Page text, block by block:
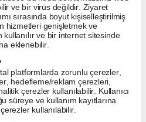
ve bir virüs değildir. Ziyaret
sırasında boyut kişiselleştirilmiş
hizmetleri genişletmek ve
ve bir internet sitesinde
eklenebilir.
platformlarda zorunlu çerezler,
hedefleme/reklam çerezleri,
çerezler kullanılabilir. Kullanıcı
süreye ve kullanım kayıtlarına
kullanılabilir.